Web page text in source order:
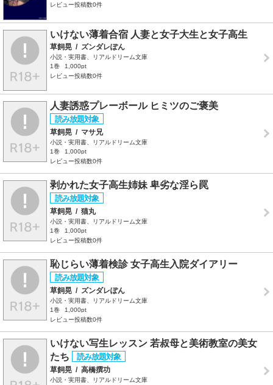
レビュー投稿数0件
いけない薄着合宿 人妻と女子大生と女子高生
草飼晃 / ズンダレぽん
小説・実用書、リアルドリーム文庫
1巻
1,000pt
レビュー投稿数0件
人妻誘惑プレーボール ヒミツのご褒美
草飼晃 / マサ兄
小説・実用書、リアルドリーム文庫
1巻
1,000pt
レビュー投稿数0件
剥かれた女子高生姉妹 卑劣な淫ら罠
草飼晃 / 猫丸
小説・実用書、リアルドリーム文庫
1巻
1,000pt
レビュー投稿数0件
恥じらい薄着検診 女子高生入院ダイアリー
草飼晃 / ズンダレぽん
小説・実用書、リアルドリーム文庫
1巻
1,000pt
レビュー投稿数0件
いけない写生レッスン 若叔母と美術教室の美女
たち
草飼晃 / 高橋撰功
小説・実用書、リアルドリーム文庫